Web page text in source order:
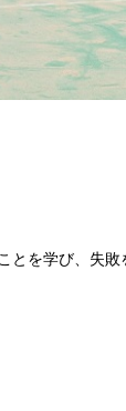
とを学び、失敗